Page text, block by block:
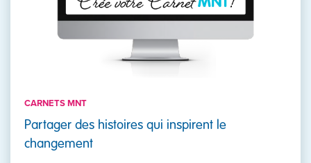
CARNETS MNT
Partager des histoires qui inspirent le
changement